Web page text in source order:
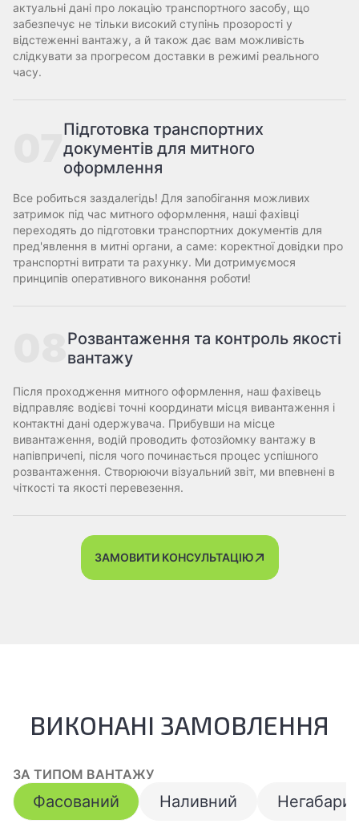
актуальні дані про локацію транспортного засобу, що
забезпечує не тільки високий ступінь прозорості у
відстеженні вантажу, а й також дає вам можливість
слідкувати за прогресом доставки в режимі реального
часу.
Підготовка транспортних
документів для митного
оформлення
Все робиться заздалегідь! Для запобігання можливих
затримок під час митного оформлення, наші фахівці
переходять до підготовки транспортних документів для
пред'явлення в митні органи, а саме: коректної довідки про
транспортні витрати та рахунку. Ми дотримуємося
принципів оперативного виконання роботи!
Розвантаження та контроль якості
вантажу
Після проходження митного оформлення, наш фахівець
відправляє водієві точні координати місця вивантаження і
контактні дані одержувача. Прибувши на місце
вивантаження, водій проводить фотозйомку вантажу в
напівпричепі, після чого починається процес успішного
розвантаження. Створюючи візуальний звіт, ми впевнені в
чіткості та якості перевезення.
ЗАМОВИТИ КОНСУЛЬТАЦІЮ
ВИКОНАНІ ЗАМОВЛЕННЯ
ЗА ТИПОМ ВАНТАЖУ
Фасований Наливний